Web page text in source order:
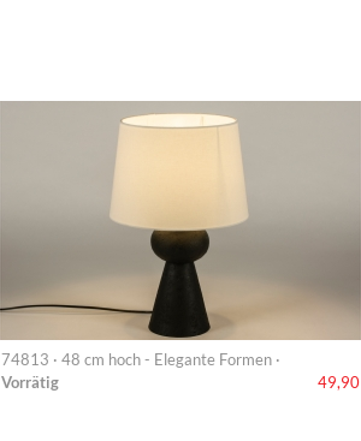
74813 · 48 cm hoch - Elegante Formen ·
Vorrätig
49,90